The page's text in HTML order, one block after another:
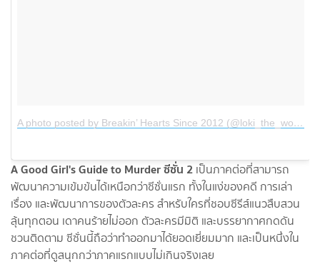
A photo posted by Breakin’ Hearts Since 2012 (@loki_the_wolfdog)
A Good Girl's Guide to Murder ซีซั่น 2 เป็นภาคต่อที่สามารถ
พัฒนาความเข้มข้นได้เหนือกว่าซีซั่นแรก ทั้งในแง่ของคดี การเล่า
เรื่อง และพัฒนาการของตัวละคร สำหรับใครที่ชอบซีรีส์แนวสืบสวน
ลุ้นทุกตอน เดาคนร้ายไม่ออก ตัวละครมีมิติ และบรรยากาศกดดัน
ชวนติดตาม ซีซั่นนี้ถือว่าทำออกมาได้ยอดเยี่ยมมาก และเป็นหนึ่งใน
ภาคต่อที่ดูสนุกกว่าภาคแรกแบบไม่เกินจริงเลย